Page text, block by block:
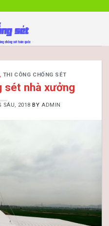
, THI CÔNG CHỐNG SÉT
sét nhà xưởng
SÁU, 2018 BYADMIN